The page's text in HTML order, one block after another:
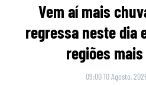
Vem aí mais
regressa neste dia
regiões
09:00 10 Agosto,